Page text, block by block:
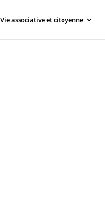
Vie associative et citoyenne